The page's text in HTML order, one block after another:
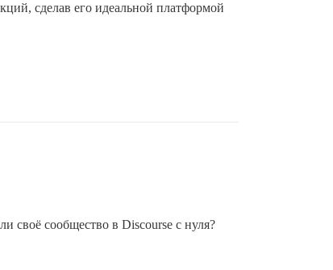
сделав его идеальной платформой
своё сообщество в Discourse с нуля?